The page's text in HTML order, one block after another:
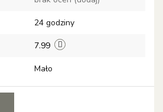
24 godziny
7.99
Mało